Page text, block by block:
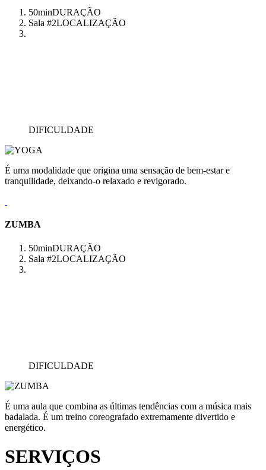
50minDURAÇÃO
Sala #2LOCALIZAÇÃO
DIFICULDADE
É uma modalidade que origina uma sensação de bem-estar e
tranquilidade, deixando-o relaxado e revigorado.
ZUMBA
50minDURAÇÃO
Sala #2LOCALIZAÇÃO
DIFICULDADE
É uma aula que combina as últimas tendências com a música mais
badalada. É um treino coreografado extremamente divertido e
energético.
SERVIÇOS